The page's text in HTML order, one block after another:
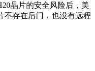
晶片的安全风险后，美
不存在后门，也没有远程